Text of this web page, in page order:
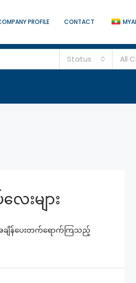
PROFILE CONTACT
Status All
းများ
ချိန်ပေးတက်ရောက်ကြသည့်